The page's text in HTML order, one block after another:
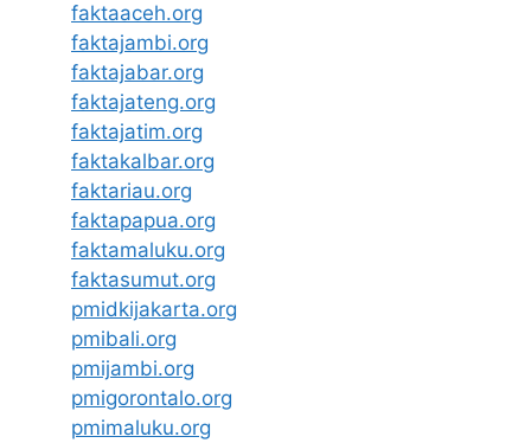
faktaaceh.org
faktajambi.org
faktajabar.org
faktajateng.org
faktajatim.org
faktakalbar.org
faktariau.org
faktapapua.org
faktamaluku.org
faktasumut.org
pmidkijakarta.org
pmibali.org
pmijambi.org
pmigorontalo.org
pmimaluku.org